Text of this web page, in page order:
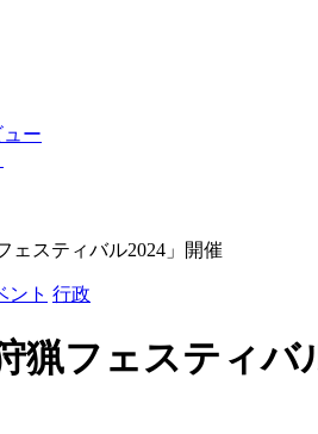
ー
ェスティバル2024」開催
ント 行政
猟フェスティバ